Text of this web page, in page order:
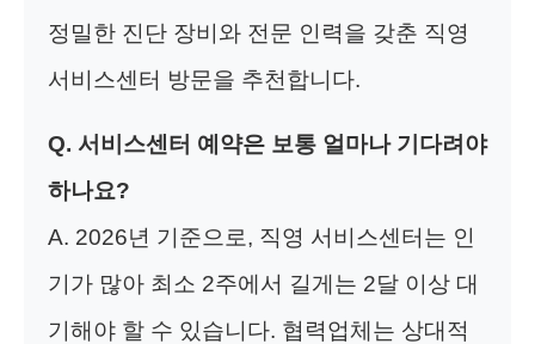
정밀한 진단 장비와 전문 인력을 갖춘 직영
서비스센터 방문을 추천합니다.
Q. 서비스센터 예약은 보통 얼마나 기다려야
하나요?
A. 2026년 기준으로, 직영 서비스센터는 인
기가 많아 최소 2주에서 길게는 2달 이상 대
기해야 할 수 있습니다. 협력업체는 상대적